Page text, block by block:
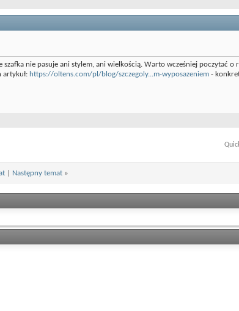
nie pasuje ani stylem, ani wielkością. Warto wcześniej poczytać
artykuł: https://oltens.com/pl/blog/szczegoly...m-wyposazeniem -
| Następny temat »